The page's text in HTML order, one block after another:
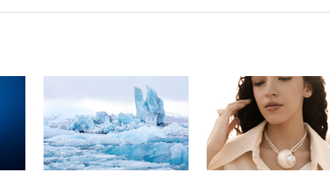
вчера, 20:15Сенат США
СК возбудил
против журналистки
Гордеевой о фейках о ВС
России
вчера, 19:45ISU предоставил